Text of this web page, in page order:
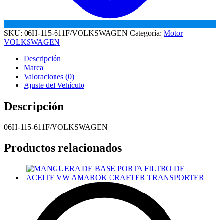
SKU: 06H-115-611F/VOLKSWAGEN Categoría: Motor
VOLKSWAGEN
Descripción
Marca
Valoraciones (0)
Ajuste del Vehículo
Descripción
06H-115-611F/VOLKSWAGEN
Productos relacionados